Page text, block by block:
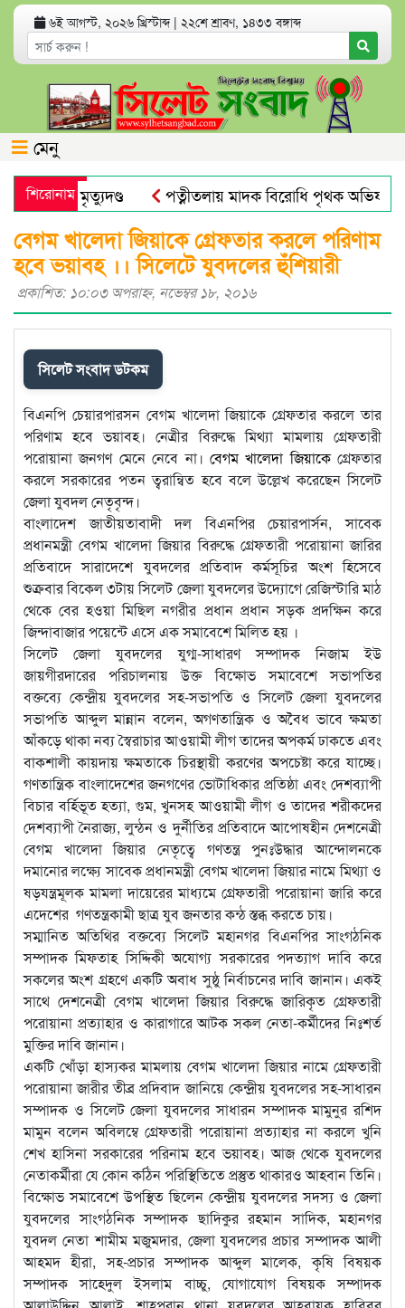
৬ই আগস্ট, ২০২৬ খ্রিস্টাব্দ | ২২শে শ্রাবণ, ১৪৩৩ বঙ্গাব্দ
মেনু
শিরোনাম
মামলায় মৃত্যুদণ্ড
পত্নীতলায় মাদক বিরোধি পৃথক
মুজিব পরদেশী কারাগারে
ঢাকা আলিয়া মাদ্রাসায় ছাত্রদল-
বেগম খালেদা জিয়াকে গ্রেফতার করলে পরিণাম
হবে ভয়াবহ ।। সিলেটে যুবদলের হুঁশিয়ারী
প্রকাশিত: ১০:০৩ অপরাহ্ণ, নভেম্বর ১৮, ২০১৬
সিলেট সংবাদ ডটকম
বিএনপি চেয়ারপারসন বেগম খালেদা জিয়াকে গ্রেফতার করলে তার
পরিণাম হবে ভয়াবহ। নেত্রীর বিরুদ্ধে মিথ্যা মামলায় গ্রেফতারী
পরোয়ানা জনগণ মেনে নেবে না। বেগম খালেদা জিয়াকেগ্রেফতার
করলে সরকারের পতন ত্বরান্বিত হবে বলে উল্লেখ করেছেন সিলেট
জেলা যুবদল নেতৃবৃন্দ।
বাংলাদেশ জাতীয়তাবাদী দল বিএনপির চেয়ারপার্সন, সাবেক
প্রধানমন্ত্রী বেগম খালেদা জিয়ার বিরুদ্ধে গ্রেফতারী পরোয়ানা জারির
প্রতিবাদে সারাদেশে যুবদলের প্রতিবাদ কর্মসূচির অংশ হিসেবে
শুক্রবার বিকেল ৩টায় সিলেট জেলা যুবদলের উদ্যোগে রেজিস্টারি মাঠ
থেকে বের হওয়া মিছিল নগরীর প্রধান প্রধান সড়ক প্রদক্ষিন করে
জিন্দাবাজার পয়েন্টে এসে এক সমাবেশে মিলিত হয় ।
সিলেট জেলা যুবদলের যুগ্ম-সাধারণ সম্পাদক নিজাম ইউ
জায়গীরদারের পরিচালনায় উক্ত বিক্ষোভ সমাবেশে সভাপতির
বক্তব্যে কেন্দ্রীয় যুবদলের সহ-সভাপতি ও সিলেট জেলা যুবদলের
সভাপতি আব্দুল মান্নান বলেন, অগণতান্ত্রিক ও অবৈধ ভাবে ক্ষমতা
আঁকড়ে থাকা নব্য স্বৈরাচার আওয়ামী লীগ তাদের অপকর্ম ঢাকতে এবং
বাকশালী কায়দায় ক্ষমতাকে চিরস্থায়ী করণের অপচেষ্টা করে যাচ্ছে।
গণতান্ত্রিক বাংলাদেশের জনগণের ভোটাধিকার প্রতিষ্ঠা এবং দেশব্যাপী
বিচার বর্হিভূত হত্যা, গুম, খুনসহ আওয়ামী লীগ ও তাদের শরীকদের
দেশব্যাপী নৈরাজ্য, লুন্ঠন ও দুর্নীতির প্রতিবাদে আপোষহীন দেশনেত্রী
বেগম খালেদা জিয়ার নেতৃত্বে গণতন্ত্র পুনঃউদ্ধার আন্দোলনকে
দমানোর লক্ষ্যে সাবেক প্রধানমন্ত্রী বেগম খালেদা জিয়ার নামে মিথ্যা ও
ষড়যন্ত্রমূলক মামলা দায়েরের মাধ্যমে গ্রেফতারী পরোয়ানা জারি করে
এদেশের গণতন্ত্রকামী ছাত্র যুব জনতার কন্ঠ স্তব্ধ করতে চায়।
সম্মানিত অতিথির বক্তব্যে সিলেট মহানগর বিএনপির সাংগঠনিক
সম্পাদক মিফতাহ সিদ্দিকী অযোগ্য সরকারের পদত্যাগ দাবি করে
সকলের অংশ গ্রহণে একটি অবাধ সুষ্ঠু নির্বাচনের দাবি জানান। একই
সাথে দেশনেত্রী বেগম খালেদা জিয়ার বিরুদ্ধে জারিকৃত গ্রেফতারী
পরোয়ানা প্রত্যাহার ও কারাগারে আটক সকল নেতা-কর্মীদের নিঃশর্ত
মুক্তির দাবি জানান।
একটি খোঁড়া হাস্যকর মামলায় বেগম খালেদা জিয়ার নামে গ্রেফতারী
পরোয়ানা জারীর তীব্র প্রদিবাদ জানিয়ে কেন্দ্রীয় যুবদলের সহ-সাধারন
সম্পাদক ও সিলেট জেলা যুবদলের সাধারন সম্পাদক মামুনুর রশিদ
মামুন বলেন অবিলম্বে গ্রেফতারী পরোয়ানা প্রত্যাহার না করলে খুনি
শেখ হাসিনা সরকারের পরিনাম হবে ভয়াবহ। আজ থেকে যুবদলের
নেতাকর্মীরা যে কোন কঠিন পরিস্থিতিতে প্রস্তুত থাকারও আহবান তিনি।
বিক্ষোভ সমাবেশে উপস্থিত ছিলেন কেন্দ্রীয় যুবদলের সদস্য ও জেলা
যুবদলের সাংগঠনিক সম্পাদক ছাদিকুর রহমান সাদিক, মহানগর
যুবদল নেতা শামীম মজুমদার, জেলা যুবদলের প্রচার সম্পাদক আলী
আহমদ হীরা, সহ-প্রচার সম্পাদক আব্দুল মালেক, কৃষি বিষয়ক
সম্পাদক সাহেদুল ইসলাম বাচ্চু, যোগাযোগ বিষয়ক সম্পাদক